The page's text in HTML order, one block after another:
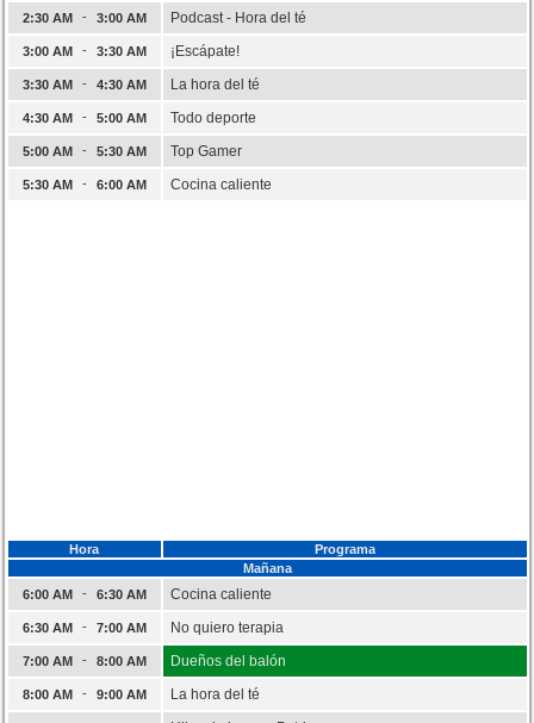
2:30 AM - 3:00 AM Podcast - Hora del té
3:00 AM - 3:30 AM ¡Escápate!
3:30 AM - 4:30 AM La hora del té
4:30 AM - 5:00 AM Todo deporte
5:00 AM - 5:30 AM Top Gamer
5:30 AM - 6:00 AM Cocina caliente
Hora
Programa
Mañana
6:00 AM
- 6:30 AM Cocina caliente
6:30 AM - 7:00 AM No quiero terapia
7:00 AM - 8:00 AM Dueños del balón
8:00 AM - 9:00 AM La hora del té